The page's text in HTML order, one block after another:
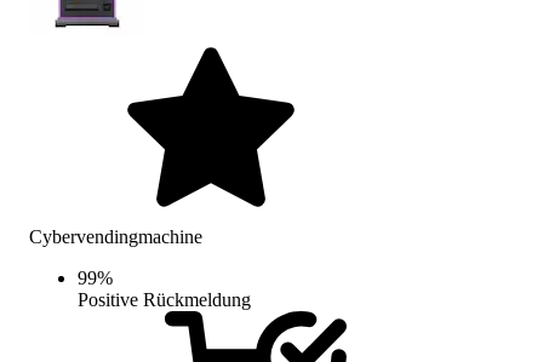
Cybervendingmachine
99%
Positive Rückmeldung